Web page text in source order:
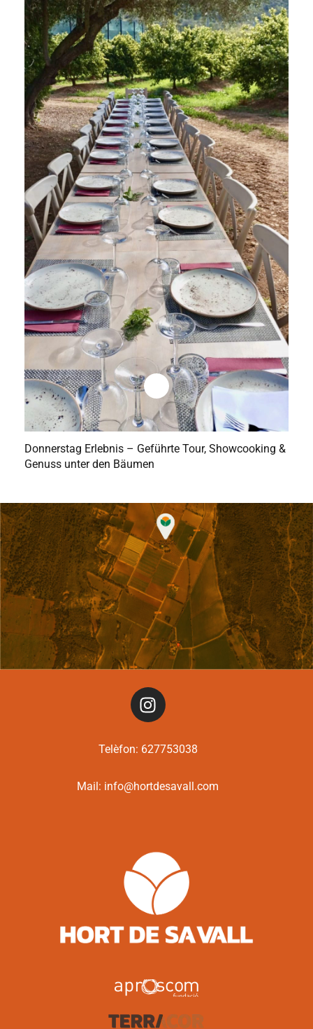
Donnerstag Erlebnis – Geführte Tour, Showcooking &
Genuss unter den Bäumen
Telèfon: 627753038
Mail: info@hortdesavall.com